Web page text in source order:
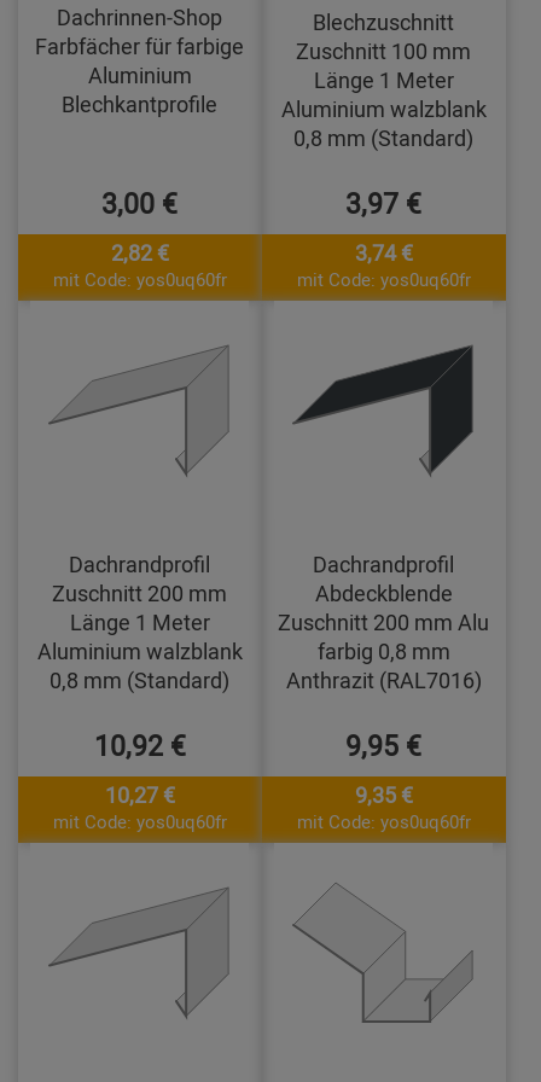
Dachrinnen-Shop
Farbfächer für farbige
Aluminium
Blechkantprofile
3,00 €
2,82 €
mit Code: yos0uq60fr
Blechzuschnitt
Zuschnitt 100 mm
Länge 1 Meter
Aluminium walzblank
0,8 mm (Standard)
3,97 €
3,74 €
mit Code: yos0uq60fr
Dachrandprofil
Zuschnitt 200 mm
Länge 1 Meter
Aluminium walzblank
0,8 mm (Standard)
10,92 €
10,27 €
mit Code: yos0uq60fr
Dachrandprofil
Abdeckblende
Zuschnitt 200 mm Alu
farbig 0,8 mm
Anthrazit (RAL7016)
9,95 €
9,35 €
mit Code: yos0uq60fr